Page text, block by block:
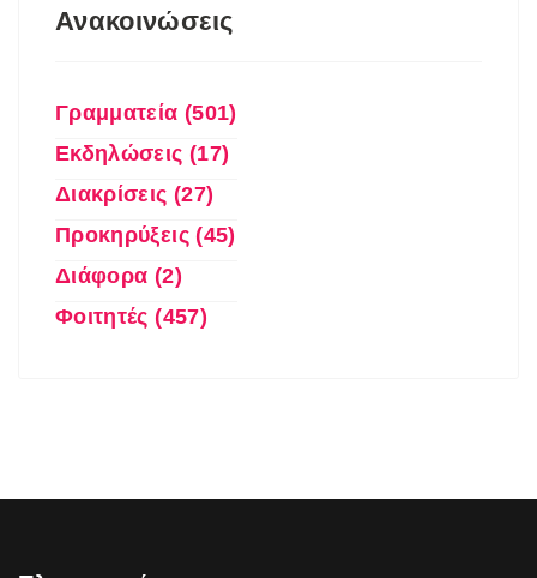
Ανακοινώσεις
Γραμματεία (501)
Εκδηλώσεις (17)
Διακρίσεις (27)
Προκηρύξεις (45)
Διάφορα (2)
Φοιτητές (457)